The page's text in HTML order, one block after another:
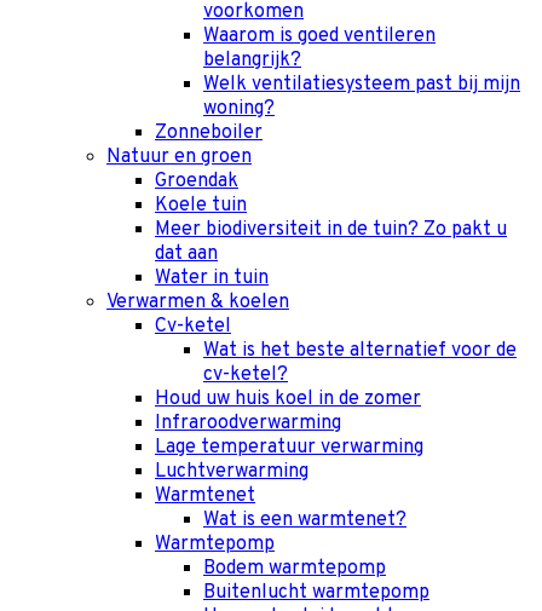
voorkomen
Waarom is goed ventileren
belangrijk?
Welk ventilatiesysteem past bij mijn
woning?
Zonneboiler
Natuur en groen
Groendak
Koele tuin
Meer biodiversiteit in de tuin? Zo pakt u
dat aan
Water in tuin
Verwarmen & koelen
Cv-ketel
Wat is het beste alternatief voor de
cv-ketel?
Houd uw huis koel in de zomer
Infraroodverwarming
Lage temperatuur verwarming
Luchtverwarming
Warmtenet
Wat is een warmtenet?
Warmtepomp
Bodem warmtepomp
Buitenlucht warmtepomp